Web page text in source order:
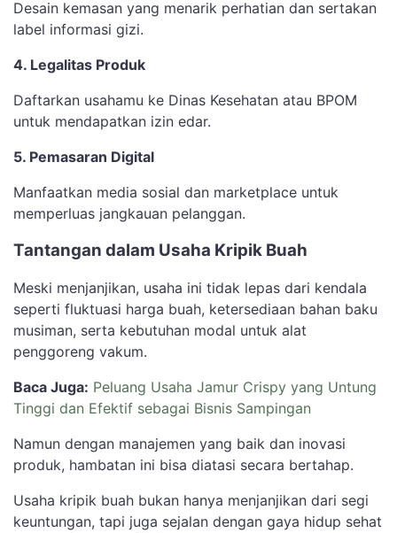
Desain kemasan yang menarik perhatian dan sertakan
label informasi gizi.
4. Legalitas Produk
Daftarkan usahamu ke Dinas Kesehatan atau BPOM
untuk mendapatkan izin edar.
5. Pemasaran Digital
Manfaatkan media sosial dan marketplace untuk
memperluas jangkauan pelanggan.
Tantangan dalam Usaha Kripik Buah
Meski menjanjikan, usaha ini tidak lepas dari kendala
seperti fluktuasi harga buah, ketersediaan bahan baku
musiman, serta kebutuhan modal untuk alat
penggoreng vakum.
Baca Juga: Peluang Usaha Jamur Crispy yang Untung
Tinggi dan Efektif sebagai Bisnis Sampingan
Namun dengan manajemen yang baik dan inovasi
produk, hambatan ini bisa diatasi secara bertahap.
Usaha kripik buah bukan hanya menjanjikan dari segi
keuntungan, tapi juga sejalan dengan gaya hidup sehat